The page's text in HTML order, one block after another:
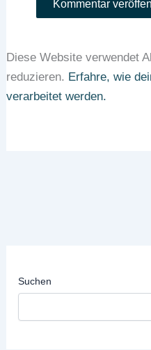
Suchen
Diese Website verwendet
reduzieren. Erfahre, wie
verarbeitet werden.